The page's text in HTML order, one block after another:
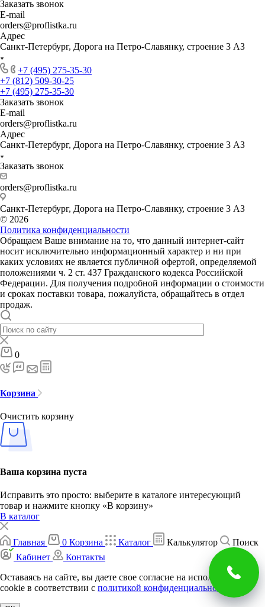
Заказать звонок
E-mail
orders@proflistka.ru
Адрес
Санкт-Петербург, Дорога на Петро-Славянку, строение 3 АЗ
+7 (495) 275-35-30
+7 (812) 509-30-25
+7 (495) 275-35-30
Заказать звонок
E-mail
orders@proflistka.ru
Адрес
Санкт-Петербург, Дорога на Петро-Славянку, строение 3 АЗ
Заказать звонок
orders@proflistka.ru
Санкт-Петербург, Дорога на Петро-Славянку, строение 3 АЗ
© 2026
Политика конфиденциальности
Обращаем Ваше внимание на то, что данный интернет-сайт
носит исключительно информационный характер и ни при
каких условиях не является публичной офертой, определяемой
положениями ч. 2 ст. 437 Гражданского кодекса Российской
Федерации. Для получения подробной информации о стоимости
и сроках поставки товара, пожалуйста, обращайтесь в отдел
продаж.
0
Корзина
Очистить корзину
Ваша корзина пуста
Исправить это просто: выберите в каталоге интересующий
товар и нажмите кнопку «В корзину»
В каталог
Главная 0 Корзина Каталог Калькулятор
Поиск
Кабинет
Контакты
Оставаясь на сайте, вы даете свое согласие на использование
cookie в соответствии c политикой конфиденциальности